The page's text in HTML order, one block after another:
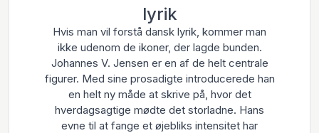
lyrik
Hvis man vil forstå dansk lyrik, kommer man
ikke udenom de ikoner, der lagde bunden.
Johannes V. Jensen er en af de helt centrale
figurer. Med sine prosadigte introducerede han
en helt ny måde at skrive på, hvor det
hverdagsagtige mødte det storladne. Hans
evne til at fange et øjebliks intensitet har